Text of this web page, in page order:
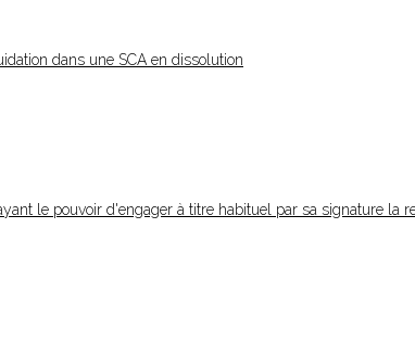
dans une SCA en dissolution
le pouvoir d'engager à titre habituel par sa signature la